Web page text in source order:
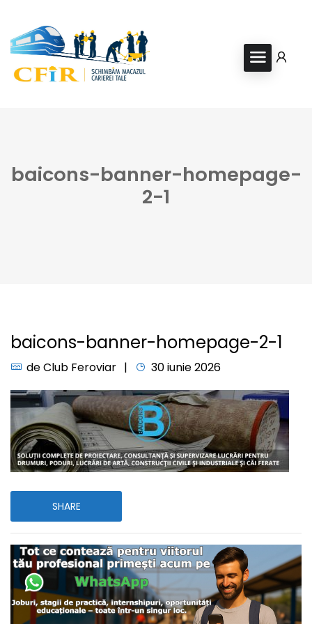
baicons-banner-homepage-
2-1
baicons-banner-homepage-2-1
deClub Feroviar 30 iunie 2026
SHARE